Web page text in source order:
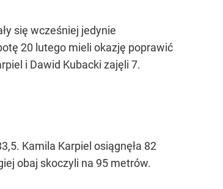
się wcześniej jedynie
20 lutego mieli okazję poprawić
i Dawid Kubacki zajęli 7.
Kamila Karpiel osiągnęła 82
obaj skoczyli na 95 metrów.